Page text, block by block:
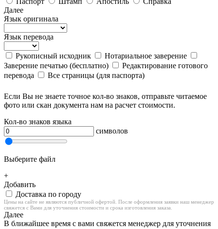
Далее
Язык оригинала
Язык перевода
Рукописный исходник
Нотариальное заверение
Заверение печатью (бесплатно)
Редактирование готового
перевода
Все страницы (для паспорта)
Если Вы не знаете точное кол-во знаков, отправьте читаемое
фото или скан документа нам на расчет стоимости.
Кол-во знаков языка
символов
Выберите файл
+
Добавить
Доставка по городу
Цены на сайте не являются публичной офертой. После оформления заявки наш менеджер
свяжется с Вами для уточнения стоимости и срока изготовления заказа.
Далее
В ближайшее время с вами свяжется менеджер для уточнения